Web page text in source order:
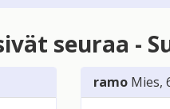
seuraa -
ramo Mies,